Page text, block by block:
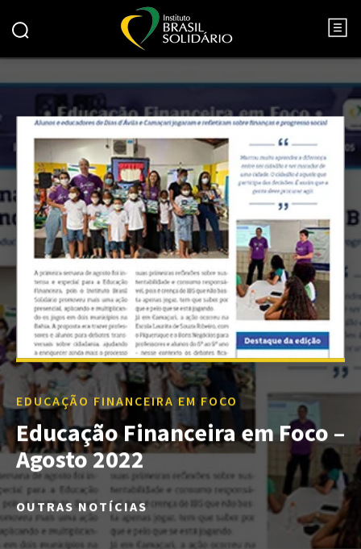
EDUCAÇÃO FINANCEIRA EM FOCO
Educação Financeira em Foco –
Agosto 2022
OUTRAS NOTÍCIAS